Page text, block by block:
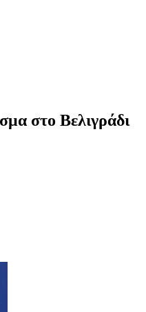
στο Βελιγράδι